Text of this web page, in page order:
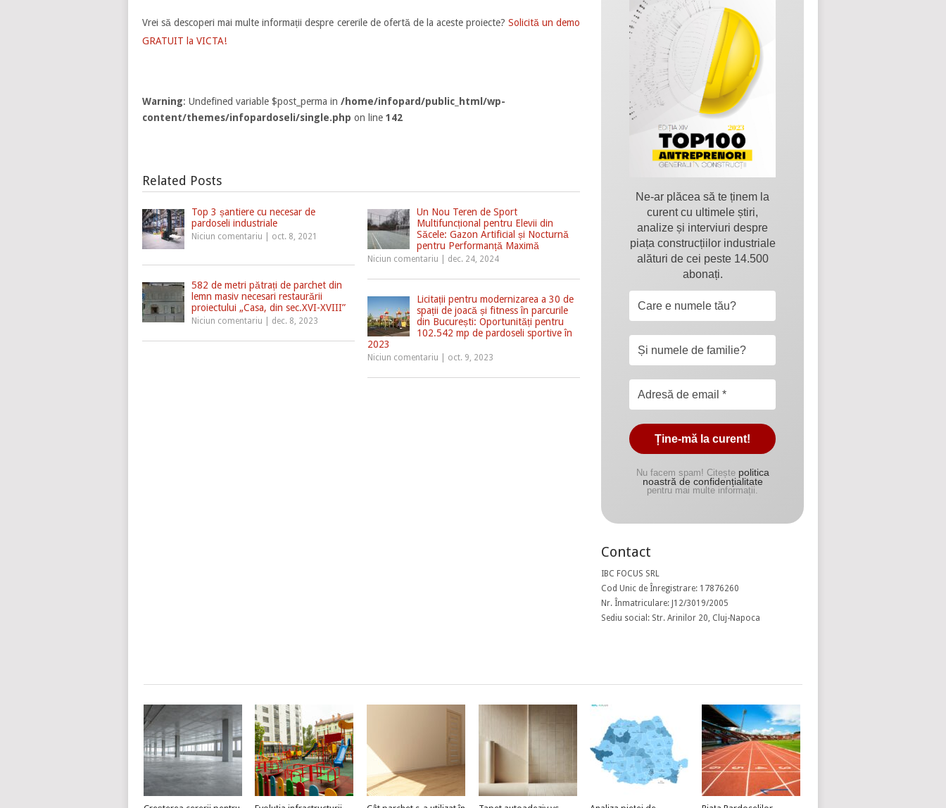
Vrei să descoperi mai multe informații despre cererile de ofertă de la aceste proiecte?Solicită un demo
GRATUIT la VICTA!
Warning: Undefined variable $post_perma in /home/infopard/public_html/wp-
content/themes/infopardoseli/single.php on line 142
Related Posts
Top 3 șantiere cu necesar de
pardoseli industriale
Niciun comentariu oct. 8, 2021
Un Nou Teren de Sport
Multifuncțional pentru Elevii din
Săcele: Gazon Artificial și Nocturnă
pentru Performanță Maximă
Niciun comentariu dec. 24, 2024
582 de metri pătrați de parchet din
lemn masiv necesari restaurării
proiectului „Casa, din sec.XVI-XVIII”
Niciun comentariu dec. 8, 2023
Licitații pentru modernizarea a 30 de
spații de joacă și fitness în parcurile
din București: Oportunități pentru
102.542 mp de pardoseli sportive în
2023
Niciun comentariu oct. 9, 2023
Ne-ar plăcea să te ținem la
curent cu ultimele știri,
analize și interviuri despre
piața construcțiilor industriale
alături de cei peste 14.500
abonați.
Nu facem spam! Citește politica
noastră de confidențialitate
pentru mai multe informații.
Contact
IBC FOCUS SRL
Cod Unic de Înregistrare: 17876260
Nr. Înmatriculare: J12/3019/2005
Sediu social: Str. Arinilor 20, Cluj-Napoca